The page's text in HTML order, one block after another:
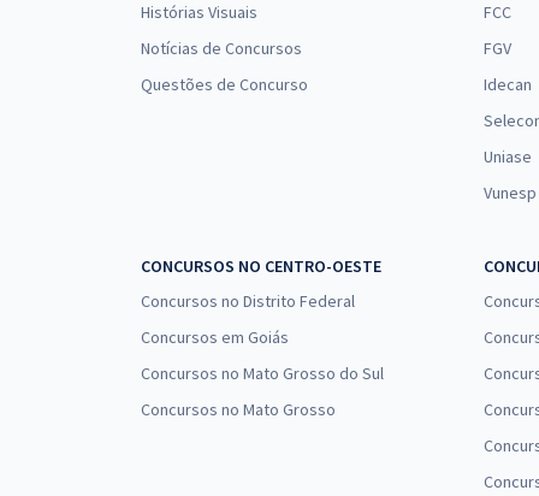
Histórias Visuais
Notícias de Concursos
Questões de Concurso
FCC
FGV
Idecan
Uniase
Vunesp
CONCURSOS NO CENTRO-OESTE
Concursos no Distrito Federal
Concursos em Goiás
Concursos no Mato Grosso do Sul
Concursos no Mato Grosso